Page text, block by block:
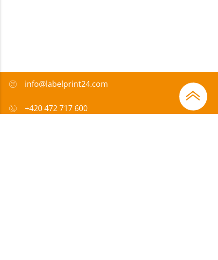
info@labelprint24.com
+420 472 717 600